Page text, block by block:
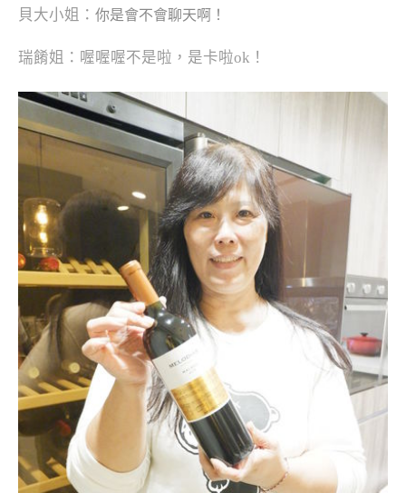
貝大小姐： 你是會不會聊天啊！
瑞餚姐：喔喔喔不是啦，是卡啦ok！